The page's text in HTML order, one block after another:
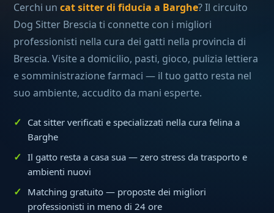
Cerchi uncat sitter di fiducia a Barghe? Il circuito
Dog Sitter Brescia ti connette con i migliori
professionisti nella cura dei gatti nella provincia di
Brescia. Visite a domicilio, pasti, gioco, pulizia lettiera
e somministrazione farmaci — il tuo gatto resta nel
suo ambiente, accudito da mani esperte.
Cat sitter verificati e specializzati nella cura felina a
Barghe
Il gatto resta a casa sua — zero stress da trasporto e
ambienti nuovi
Matching gratuito — proposte dei migliori
professionisti in meno di 24 ore